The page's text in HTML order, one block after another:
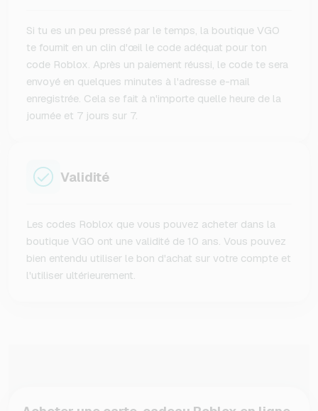
Si tu es un peu pressé par le temps, la boutique VGO
te fournit en un clin d'œil le code adéquat pour ton
code Roblox. Après un paiement réussi, le code te sera
envoyé en quelques minutes à l'adresse e-mail
enregistrée. Cela se fait à n'importe quelle heure de la
journée et 7 jours sur 7.
Validité
Les codes Roblox que vous pouvez acheter dans la
boutique VGO ont une validité de 10 ans. Vous pouvez
bien entendu utiliser le bon d'achat sur votre compte et
l'utiliser ultérieurement.